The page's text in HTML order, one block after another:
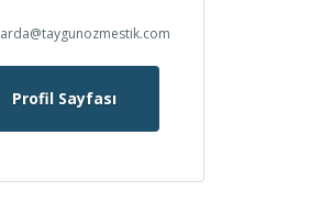
arda@taygunozmestik.com
Profil Sayfası